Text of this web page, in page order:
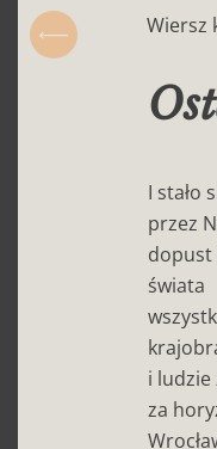
wróć Wiersz
I stało
przez
dopust
świata
i ludzie
za